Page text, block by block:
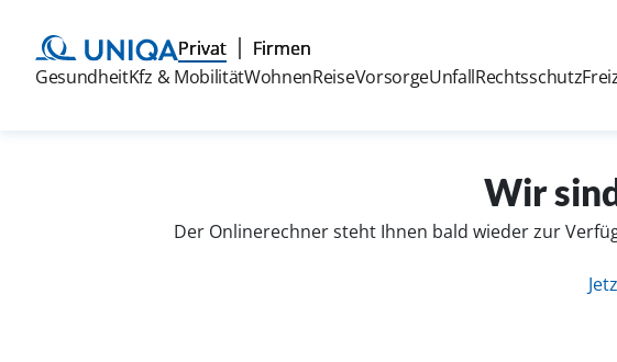
Privat Firmen
GesundheitKfz & MobilitätWohnenReiseVorsorgeUnfallRechtsschutz
Wir
Der Onlinerechner steht Ihnen bald wieder zur